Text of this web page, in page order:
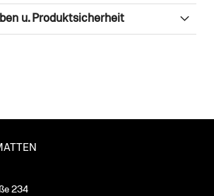
u. Produktsicherheit
234